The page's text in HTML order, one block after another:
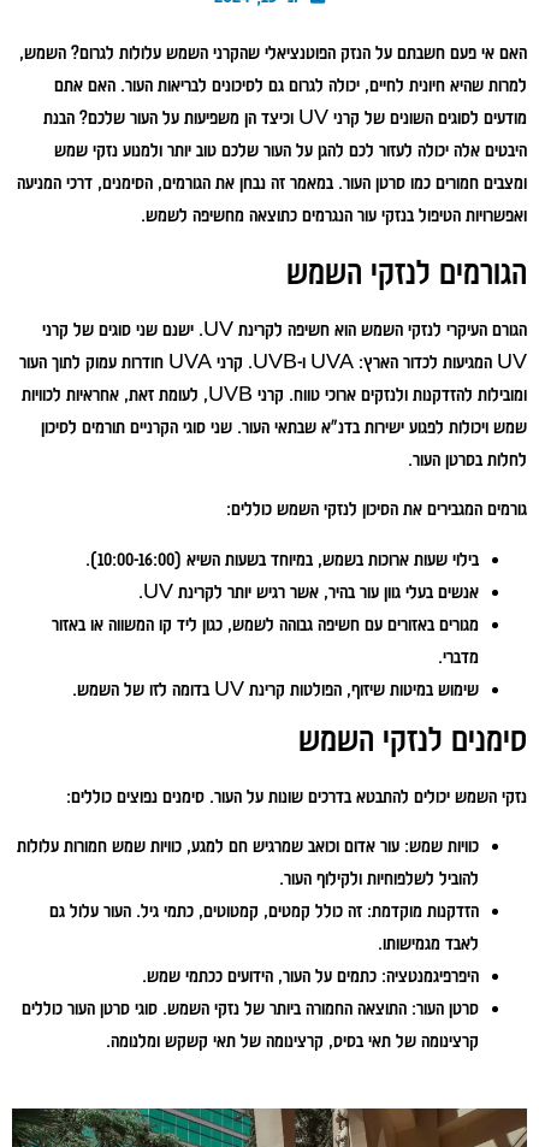
האם אי פעם חשבתם על הנזק הפוטנציאלי שהקרני השמש עלולות לגרום? השמש,
למרות שהיא חיונית לחיים, יכולה לגרום גם לסיכונים לבריאות העור. האם אתם
מודעים לסוגים השונים של קרני UV וכיצד הן משפיעות על העור שלכם? הבנת
היבטים אלה יכולה לעזור לכם להגן על העור שלכם טוב יותר ולמנוע נזקי שמש
ומצבים חמורים כמו סרטן העור. במאמר זה נבחן את הגורמים, הסימנים, דרכי המניעה
ואפשרויות הטיפול בנזקי עור הנגרמים כתוצאה מחשיפה לשמש.
הגורמים לנזקי השמש
הגורם העיקרי לנזקי השמש הוא חשיפה לקרינת UV. ישנם שני סוגים של קרני
UV המגיעות לכדור הארץ: UVA ו-UVB. קרני UVA חודרות עמוק לתוך העור
ומובילות להזדקנות ולנזקים ארוכי טווח. קרני UVB, לעומת זאת, אחראיות לכוויות
שמש ויכולות לפגוע ישירות בדנ"א שבתאי העור. שני סוגי הקרניים תורמים לסיכון
לחלות בסרטן העור.
גורמים המגבירים את הסיכון לנזקי השמש כוללים:
בילוי שעות ארוכות בשמש, במיוחד בשעות השיא (10:00-16:00).
אנשים בעלי גוון עור בהיר, אשר רגיש יותר לקרינת UV.
מגורים באזורים עם חשיפה גבוהה לשמש, כגון ליד קו המשווה או באזור
מדברי.
שימוש במיטות שיזוף, הפולטות קרינת UV בדומה לזו של השמש.
סימנים לנזקי השמש
נזקי השמש יכולים להתבטא בדרכים שונות על העור. סימנים נפוצים כוללים:
כוויות שמש: עור אדום וכואב שמרגיש חם למגע, כוויות שמש חמורות עלולות
להוביל לשלפוחיות ולקילוף העור.
הזדקנות מוקדמת: זה כולל קמטים, קמטוטים, כתמי גיל. העור עלול גם
לאבד מגמישותו.
היפרפיגמנטציה: כתמים על העור, הידועים ככתמי שמש.
סרטן העור: התוצאה החמורה ביותר של נזקי השמש. סוגי סרטן העור כוללים
קרצינומה של תאי בסיס, קרצינומה של תאי קשקש ומלנומה.